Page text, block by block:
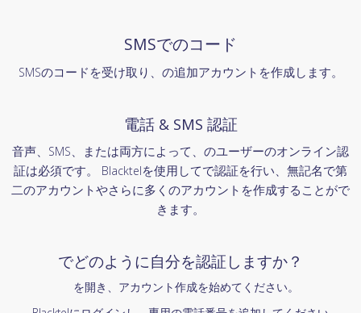
SMSでのコード
SMSのコードを受け取り、の追加アカウントを作成します。
電話 & SMS 認証
音声、SMS、または両方によって、のユーザーのオンライン認
証は必須です。 Blacktelを使用してで認証を行い、無記名で第
二のアカウントやさらに多くのアカウントを作成することがで
きます。
でどのように自分を認証しますか？
を開き、アカウント作成を始めてください。